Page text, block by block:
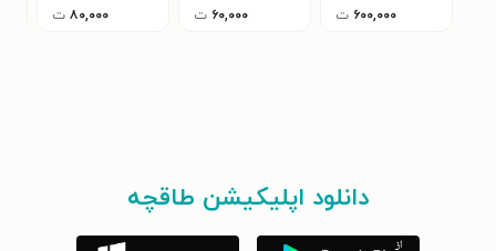
۶۰۰,۰۰۰ ت ۶۰,۰۰۰ ت ۸۰,۰۰۰ ت
دانلود اپلیکیشن طاقچه